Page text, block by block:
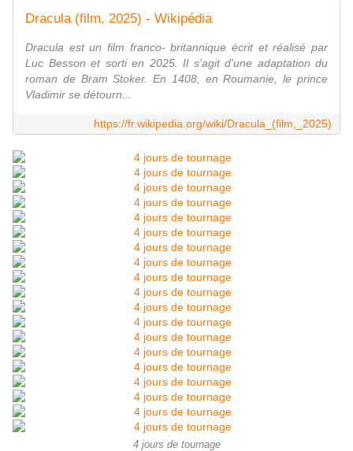
Dracula (film, 2025) - Wikipédia
Dracula est un film franco- britannique écrit et réalisé par
Luc Besson et sorti en 2025. Il s'agit d'une adaptation du
roman de Bram Stoker. En 1408, en Roumanie, le prince
Vladimir se détourn...
https://fr.wikipedia.org/wiki/Dracula_(film,_2025)
4 jours de tournage